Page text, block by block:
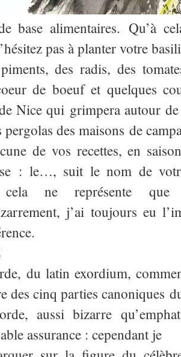
base alimentaires. Qu’à
pas à planter votre
des radis, des
de boeuf et quelques
Nice qui grimpera autour
des maisons de
de vos recettes, en
: le…, suit le nom de
cela ne représente que
j’ai toujours eu
du latin exordium,
des cinq parties canoniques
aussi bizarre
assurance : cependant je